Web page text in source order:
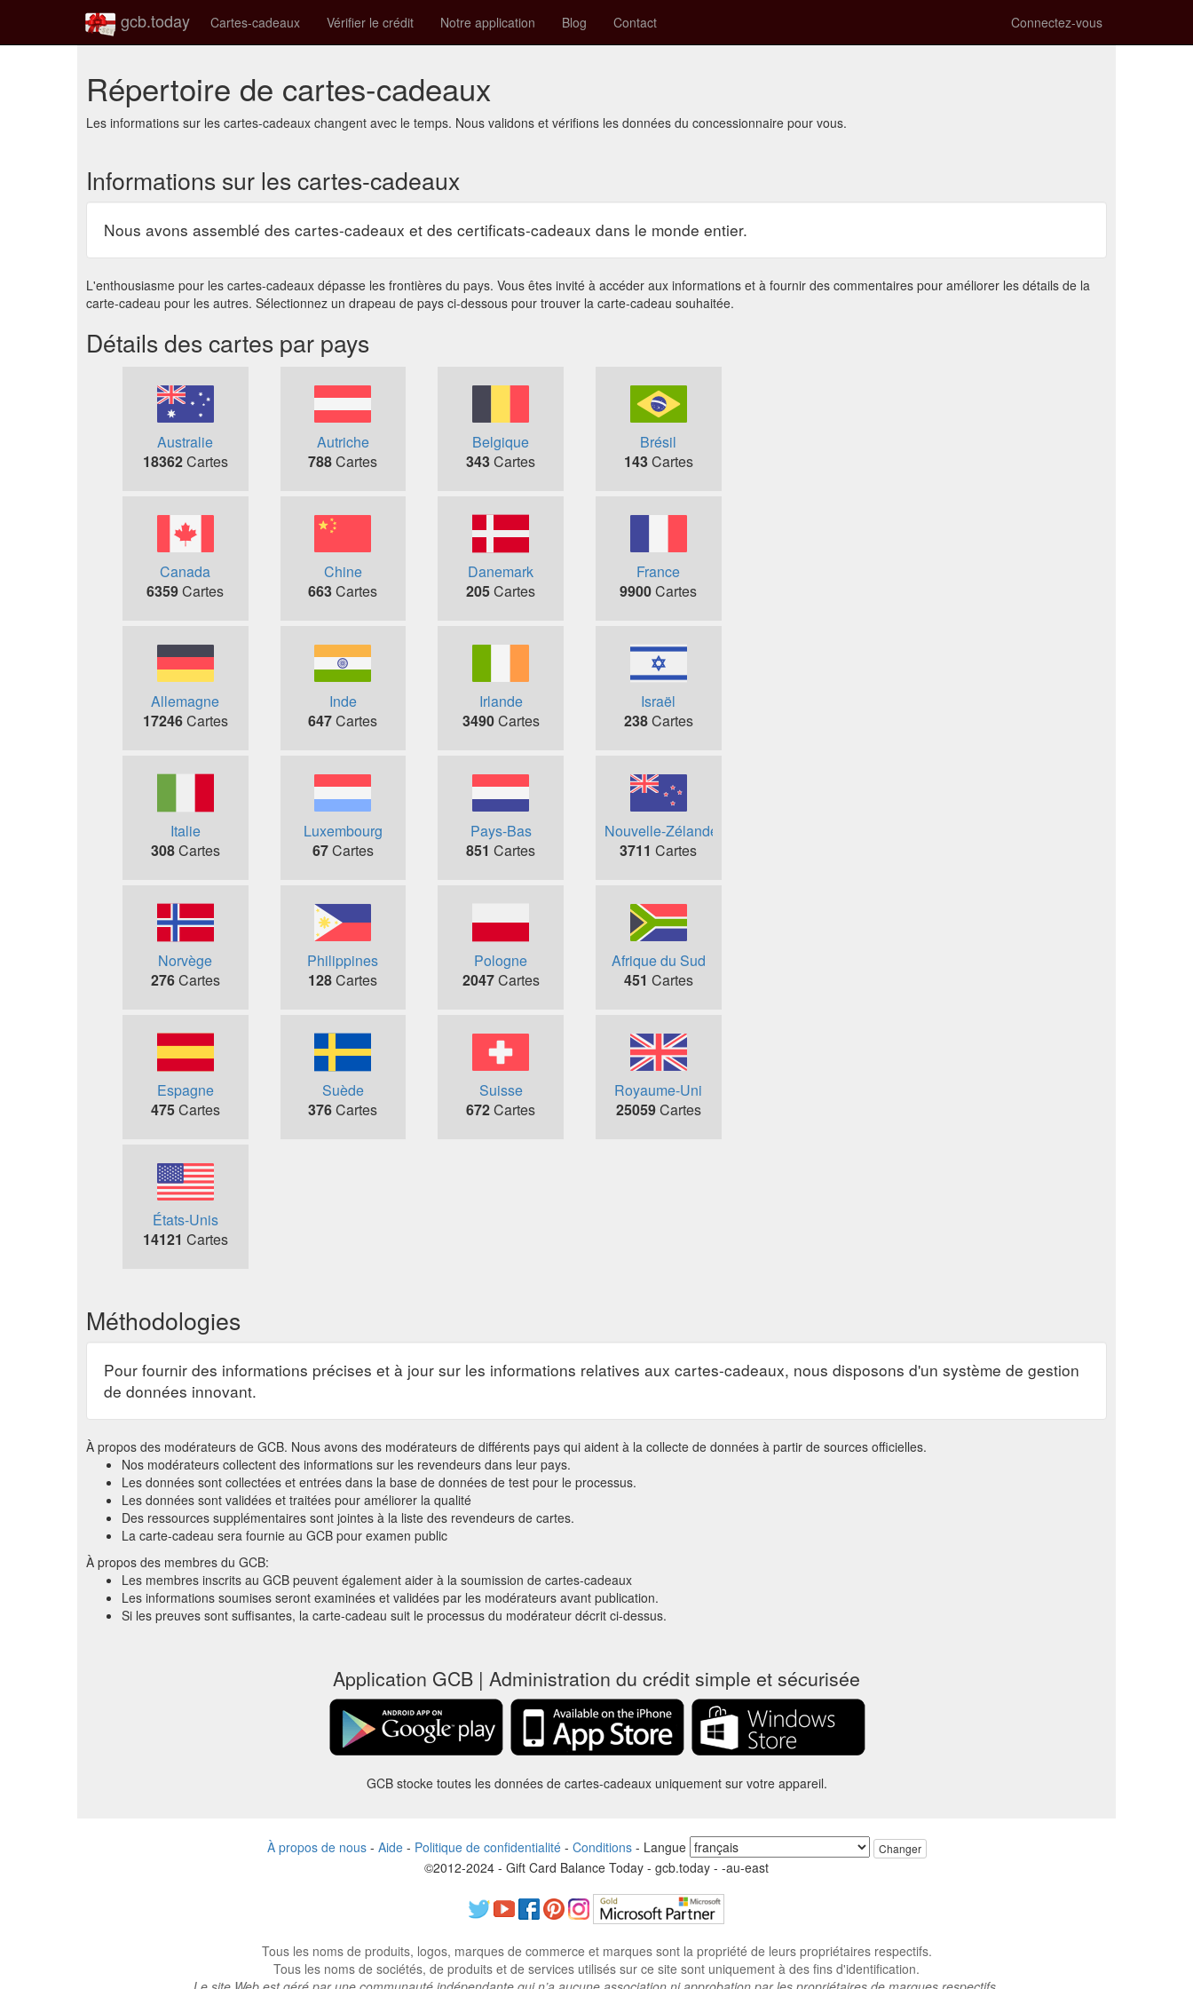
gcb.today Cartes-cadeaux Vérifier le crédit Notre application Blog Contact Connectez-vous
Répertoire de cartes-cadeaux
Les informations sur les cartes-cadeaux changent avec le temps. Nous validons et vérifions les données du concessionnaire pour vous.
Informations sur les cartes-cadeaux
Nous avons assemblé des cartes-cadeaux et des certificats-cadeaux dans le monde entier.
L'enthousiasme pour les cartes-cadeaux dépasse les frontières du pays. Vous êtes invité à accéder aux informations et à fournir des commentaires pour améliorer les détails de la
carte-cadeau pour les autres. Sélectionnez un drapeau de pays ci-dessous pour trouver la carte-cadeau souhaitée.
Détails des cartes par pays
Australie
18362Cartes
Autriche
788Cartes
Belgique
343Cartes
Brésil
143Cartes
Canada
6359Cartes
Chine
663Cartes
Danemark
205Cartes
France
9900Cartes
Allemagne
17246Cartes
Inde
647Cartes
Irlande
3490Cartes
Israël
238Cartes
Italie
308Cartes
Luxembourg
67Cartes
Pays-Bas
851 Cartes
Nouvelle-Zélande
3711 Cartes
Norvège
276Cartes
Philippines
128Cartes
Pologne
2047Cartes
Afrique du Sud
451 Cartes
Espagne
475Cartes
Suède
376Cartes
Suisse
672Cartes
Royaume-Uni
25059Cartes
États-Unis
14121 Cartes
Méthodologies
Pour fournir des informations précises et à jour sur les informations relatives aux cartes-cadeaux, nous disposons d'un système de gestion
de données innovant.
À propos des modérateurs de GCB. Nous avons des modérateurs de différents pays qui aident à la collecte de données à partir de sources officielles.
Nos modérateurs collectent des informations sur les revendeurs dans leur pays.
Les données sont collectées et entrées dans la base de données de test pour le processus.
Les données sont validées et traitées pour améliorer la qualité
Des ressources supplémentaires sont jointes à la liste des revendeurs de cartes.
La carte-cadeau sera fournie au GCB pour examen public
À propos des membres du GCB:
Les membres inscrits au GCB peuvent également aider à la soumission de cartes-cadeaux
Les informations soumises seront examinées et validées par les modérateurs avant publication.
Si les preuves sont suffisantes, la carte-cadeau suit le processus du modérateur décrit ci-dessus.
Application GCB | Administration du crédit simple et sécurisée
GCB stocke toutes les données de cartes-cadeaux uniquement sur votre appareil.
À propos de nous- Aide- Politique de confidentialité- Conditions- Langue Changer
©2012-2024 - Gift Card Balance Today - gcb.today - -au-east
Tous les noms de produits, logos, marques de commerce et marques sont la propriété de leurs propriétaires respectifs.
Tous les noms de sociétés, de produits et de services utilisés sur ce site sont uniquement à des fins d'identification.